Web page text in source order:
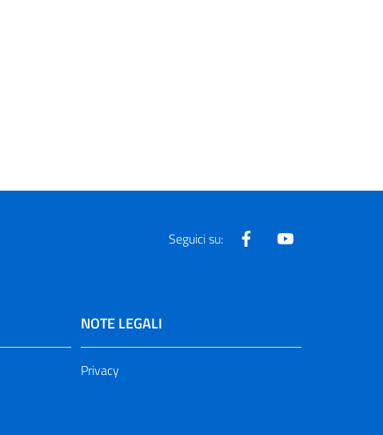
Seguici su: Facebook
NOTE LEGALI
Privacy